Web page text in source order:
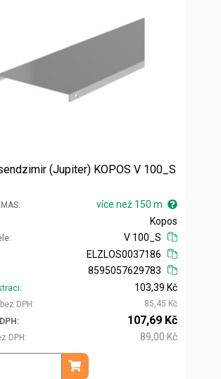
(Jupiter) KOPOS V 100_S
více než 150 m
Kopos
V 100_S
ELZLOS0037186
8595057629783
DPH
103,39 Kč
85,45 Kč
DPH
107,69 Kč
89,00 Kč
m
Přidat do košíku